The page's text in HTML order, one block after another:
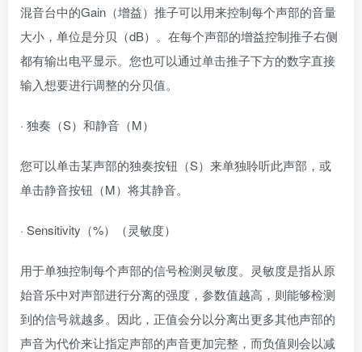
混音台中的Gain（增益）推子可以用来控制每个声部的音量
大小，单位是分贝（dB）。在每个声部的增益控制推子右侧
都有输出电平显示。您也可以通过单击推子下方的数字直接
输入想要进行调整的分贝值。
· 独奏（S）和静音（M）
您可以单击某声部的独奏按钮（S）来单独聆听此声部，或
单击静音按钮（M）将其静音。
· Sensitivity（%）（灵敏度）
用于单独控制每个声部的信号检测灵敏度。灵敏度是指从原
始音乐中对声部进行分离的强度，参数值越高，则能够检测
到的信号就越多。因此，正值会分以分离出更多其他声部的
声音为代价来让指定声部的声音更加完整，而负值则会以减